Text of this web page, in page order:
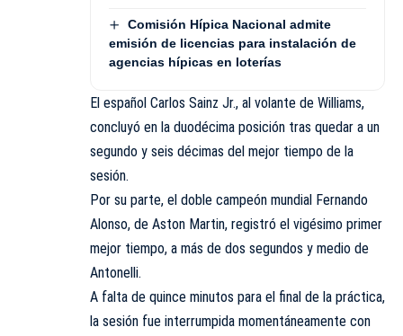
Comisión Hípica Nacional admite
emisión de licencias para instalación de
agencias hípicas en loterías
El español Carlos Sainz Jr., al volante de Williams,
concluyó en la duodécima posición tras quedar a un
segundo y seis décimas del mejor tiempo de la
sesión.
Por su parte, el doble campeón mundial Fernando
Alonso, de Aston Martin, registró el vigésimo primer
mejor tiempo, a más de dos segundos y medio de
Antonelli.
A falta de quince minutos para el final de la práctica,
la sesión fue interrumpida momentáneamente con